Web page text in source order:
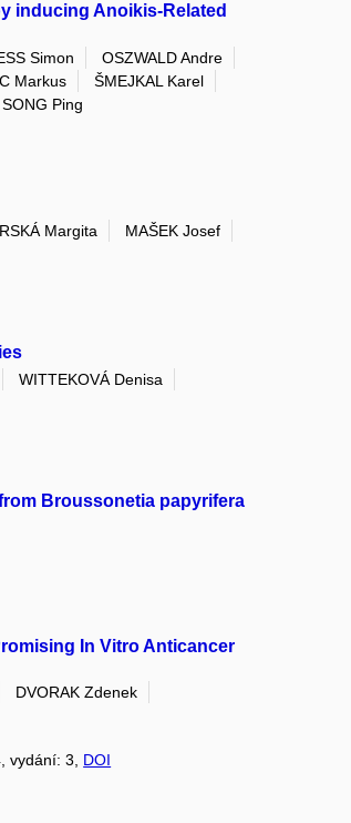
inducing Anoikis-Related
Simon
OSZWALD Andre
Markus
ŠMEJKAL Karel
SONG Ping
Margita
MAŠEK Josef
WITTEKOVÁ Denisa
Broussonetia papyrifera
In Vitro Anticancer
DVORAK Zdenek
vydání: 3, DOI